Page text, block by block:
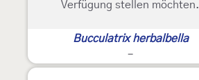
Verfügung stellen möchten.
Bucculatrix herbalbella
-